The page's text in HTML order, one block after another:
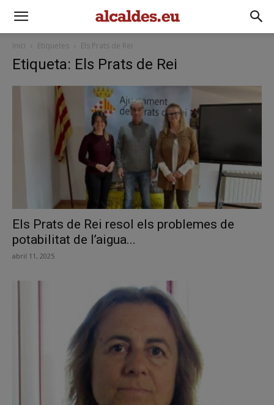
Inici Etiquetes Els Prats de Rei
Etiqueta: Els Prats de Rei
Els Prats de Rei resol els problemes de
potabilitat de l’aigua...
abril 11, 2025